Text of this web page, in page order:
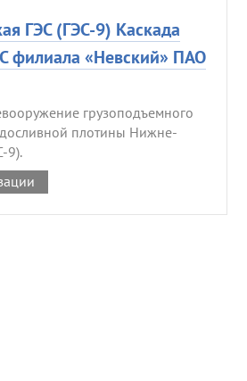
ГЭС (ГЭС-9) Каскада
филиала «Невский» ПАО
грузоподъемного
плотины Нижне-
9).